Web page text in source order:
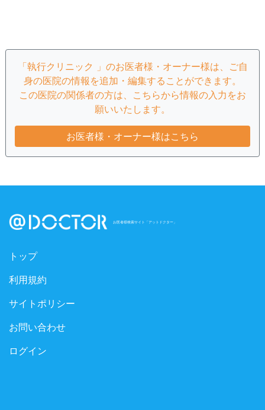
「執行クリニック 」のお医者様・オーナー様は、ご自
身の医院の情報を追加・編集することができます。
この医院の関係者の方は、こちらから情報の入力をお
願いいたします。
お医者様・オーナー様はこちら
お医者様検索サイト「アットドクター」
トップ
利用規約
サイトポリシー
お問い合わせ
ログイン